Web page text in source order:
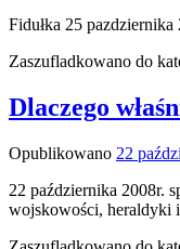
Fidułka 25
Zaszufladkowano do
Dlaczego
Opublikowano 22
22 października 2008r.
wojskowości, heraldyki